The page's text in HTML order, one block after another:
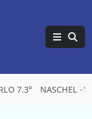
7.3° NASCHEL -